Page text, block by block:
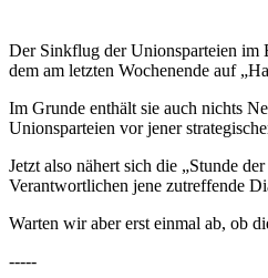
Der Sinkflug der Unionsparteien im
dem am letzten Wochenende auf
Im Grunde enthält sie auch nichts
Unionsparteien vor jener
Jetzt also nähert sich die „Stunde
Verantwortlichen jene zutreffende
Warten wir aber erst einmal ab, ob
-----